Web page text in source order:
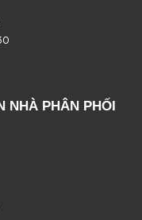
NHÀ PHÂN PHỐI